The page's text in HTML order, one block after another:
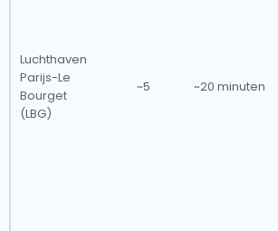
Luchthaven
Parijs-Le
Bourget
(LBG)
~5 ~20 minuten